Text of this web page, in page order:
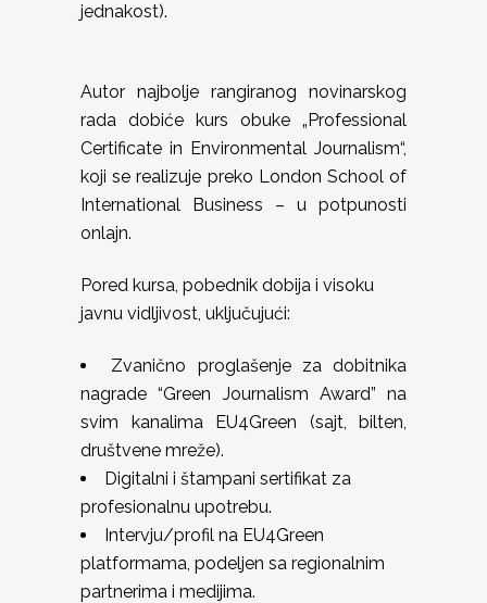
jednakost).
Autor najbolje rangiranog novinarskog
rada dobiće kurs obuke „Professional
Certificate in Environmental Journalism“,
koji se realizuje preko London School of
International Business – u potpunosti
onlajn.
Pored kursa, pobednik dobija i visoku
javnu vidljivost, uključujući:
Zvanično proglašenje za dobitnika
nagrade “Green Journalism Award” na
svim kanalima EU4Green (sajt, bilten,
društvene mreže).
Digitalni i štampani sertifikat za
profesionalnu upotrebu.
Intervju/profil na EU4Green
platformama, podeljen sa regionalnim
partnerima i medijima.